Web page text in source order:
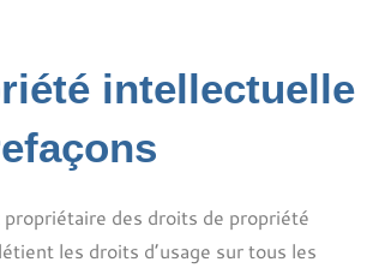
intellectuelle
propriétaire des droits de propriété
les droits d’usage sur tous les